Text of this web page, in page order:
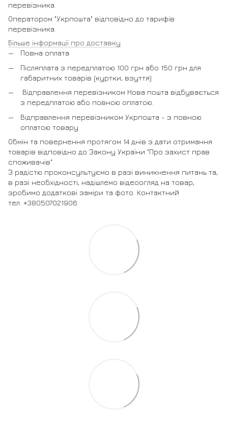
перевізника.
Оператором "Укрпошта" відповідно до тарифів
перевізника.
Більше інформації про доставку
Повна оплата
Післяплата з передплатою 100 грн або 150 грн для
габаритних товарів (куртки, взуття)
Відправлення перевізником Нова пошта відбувається
з передплатою або повною оплатою.
Відправлення перевізником Укрпошта - з повною
оплатою товару
Обмін та повернення протягом 14 днів з дати отримання
товарів відповідно до Закону України "Про захист прав
споживачів".
З радістю проконсультуємо в разі виникнення питань та,
в разі необхідності, надішлемо відеоогляд на товар,
зробимо додаткові заміри та фото. Контактний
тел. +380507021906